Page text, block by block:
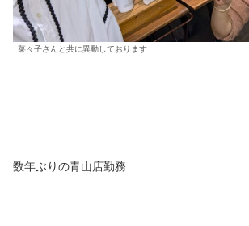
菜々子さんと共に異動しております
数年ぶりの青山店勤務